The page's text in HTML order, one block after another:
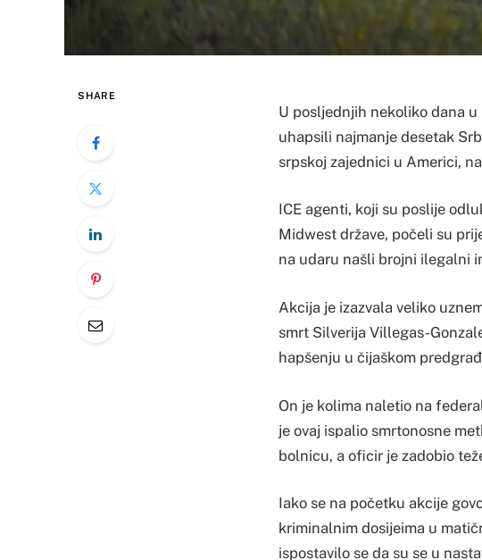
SHARE
U posljednjih nekoliko dana
uhapsili najmanje desetak
srpskoj zajednici u Americi,
ICE agenti, koji su poslije
Midwest države, počeli su
na udaru našli brojni ilegalni
Akcija je izazvala veliko
smrt Silverija Villegas-
hapšenju u čijaškom
On je kolima naletio na
je ovaj ispalio smrtonosne
bolnicu, a oficir je zadobio
Iako se na početku akcije
kriminalnim dosijeima u
ispostavilo se da su se u